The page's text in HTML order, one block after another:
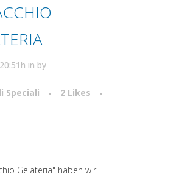
in by
Speciali 2 Likes
Gelateria" haben wir